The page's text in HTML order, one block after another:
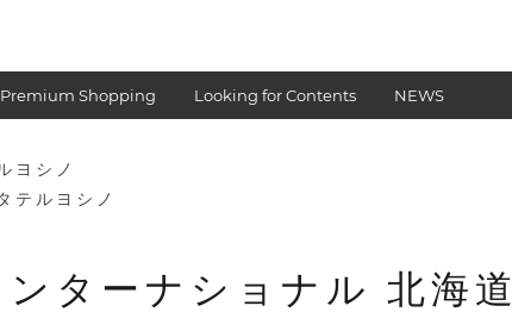
Premium Shopping Looking for Contents NEWS
ヨシノ
テルヨシノ
ターナショナル 北海道